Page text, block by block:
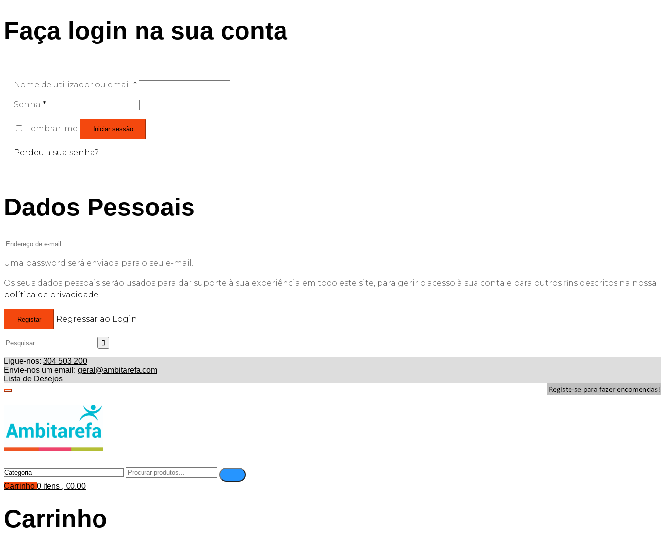
Faça login na sua conta
Nome de utilizador ou email *
Senha *
Lembrar-me Iniciar sessão
Perdeu a sua senha?
Dados Pessoais
Uma password será enviada para o seu e-mail.
Os seus dados pessoais serão usados para dar suporte à sua experiência em todo este site, para gerir o acesso à sua conta e para outros fins descritos na nossa
política de privacidade.
Registar Regressar ao Login
Ligue-nos: 304 503 200
Envie-nos um email: geral@ambitarefa.com
Lista de Desejos
Carrinho 0 itens , €0.00
Carrinho